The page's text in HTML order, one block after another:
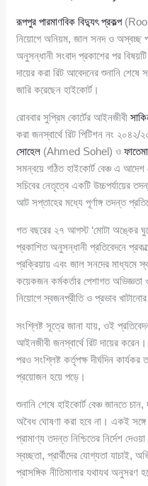
রূপপুর পারমাণবিক বিদ্যুৎ প্রকল্প
নিয়োগে অনিয়ম, জাল সনদ ও অস্বচ্ছ
অনুসন্ধানী সংবাদ প্রকাশের পর
দায়ের করা রিট আবেদনের শুনানি শেষে
জারি করেছেন হাইকোর্ট।
রোববার সুপ্রিম কোর্টের আইনজীবী
করা জনস্বার্থে রিট পিটিশন নং ২০৪২/
সোহেল (Ahmed Sohel) ও
সমন্বয়ে গঠিত হাইকোর্ট বেঞ্চ এ
সচিবের নেতৃত্বে একটি উচ্চপর্যায়ের
আট সপ্তাহের মধ্যে পূর্ণাঙ্গ তদন্ত
গত বছরের ২৭ আগস্ট ‘মোটা অঙ্কের
প্রকাশিত অনুসন্ধানী প্রতিবেদনে
প্রক্রিয়ায় এবং জাল সনদের মাধ্যমে
কয়েকজন কর্মকর্তার পেশাগত
নিয়োগে স্বজনপ্রীতি ও প্রভাব
সংশ্লিষ্ট সূত্রে জানা যায়, ওই
আইনজীবী জনস্বার্থে রিট দায়ের
পরও সংশ্লিষ্ট কর্তৃপক্ষ দীর্ঘদিন
প্রয়োজন হয়ে পড়ে।
শুনানি শেষে হাইকোর্ট বেঞ্চ জানতে চান,
অবৈধ ঘোষণা করা হবে না। একই
প্রামাণ্য তদন্ত নিশ্চিতের নির্দেশ
স্বচ্ছতা, প্রার্থীদের যোগ্যতা যাচাই,
প্রাসঙ্গিক নীতিমালার যথাযথ অনুসরণ